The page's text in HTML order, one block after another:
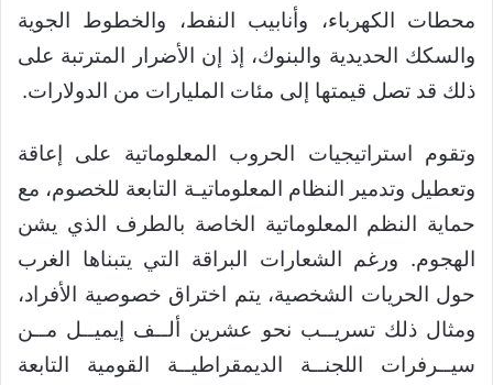
محطات الكهرباء، وأنابيب النفط، والخطوط الجوية
والسكك الحديدية والبنوك، إذ إن الأضرار المترتبة على
ذلك قد تصل قيمتها إلى مئات المليارات من الدولارات.
وتقوم استراتيجيات الحروب المعلوماتية على إعاقة
وتعطيل وتدمير النظام المعلوماتيـة التابعة للخصوم، مع
حماية النظم المعلوماتية الخاصة بالطرف الذي يشن
الهجوم. ورغم الشعارات البراقة التي يتبناها الغرب
حول الحريات الشخصية، يتم اختراق خصوصية الأفراد،
ومثال ذلك تسريــب نحو عشرين ألــف إيميــل مــن
سيــرفرات اللجنــة الديمقراطيــة القومية التابعة